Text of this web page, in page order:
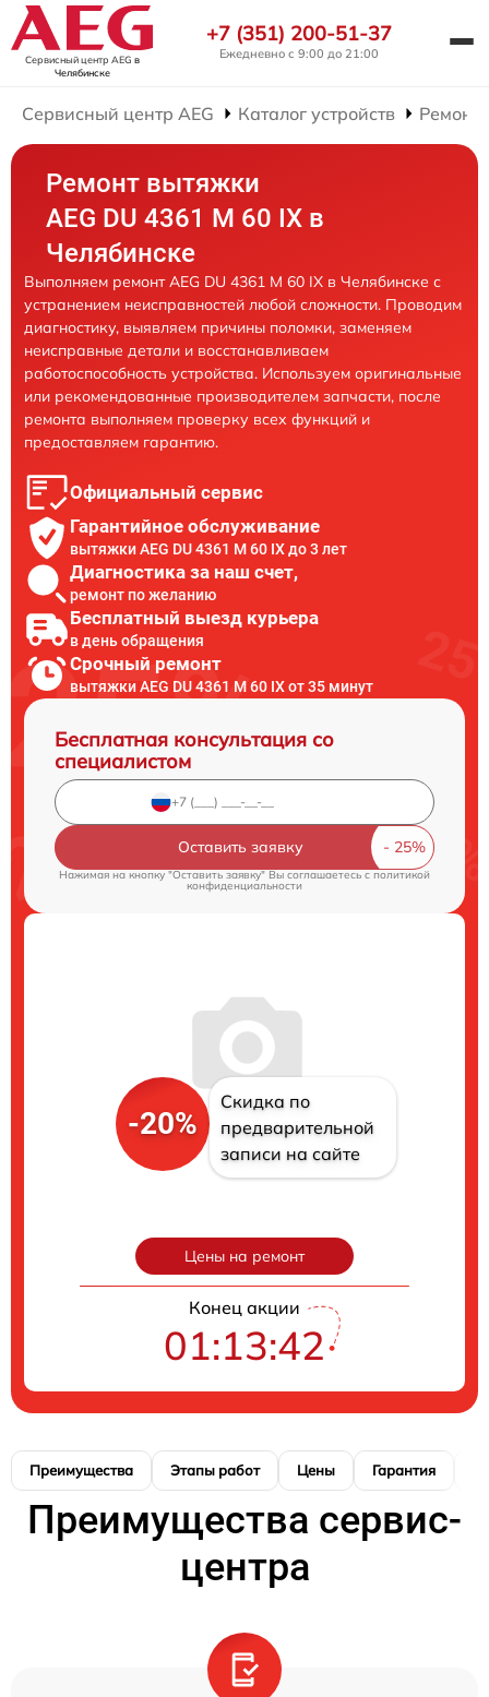
Сервисный центр AEG в
Челябинске
+7 (351) 200-51-37
Ежедневно с 9:00 до 21:00
Сервисный центр AEG Каталог устройств Ремонт
Ремонт вытяжки
AEG DU 4361 M 60 IX в
Челябинске
Выполняем ремонт AEG DU 4361 M 60 IX в Челябинске с
устранением неисправностей любой сложности. Проводим
диагностику, выявляем причины поломки, заменяем
неисправные детали и восстанавливаем
работоспособность устройства. Используем оригинальные
или рекомендованные производителем запчасти, после
ремонта выполняем проверку всех функций и
предоставляем гарантию.
Официальный сервис
Гарантийное обслуживание
вытяжки AEG DU 4361 M 60 IX до 3 лет
Диагностика за наш счет,
ремонт по желанию
Бесплатный выезд курьера
в день обращения
Срочный ремонт
вытяжки AEG DU 4361 M 60 IX от 35 минут
Бесплатная консультация со
специалистом
Оставить заявку
Нажимая на кнопку "Оставить заявку" Вы соглашаетесь cполитикой
конфиденциальности
-20%
Скидка по
предварительной
записи на сайте
Цены на ремонт
Конец акции
01:13:41
Преимущества Этапы работ Цены Гарантия
Преимущества сервис-
центра